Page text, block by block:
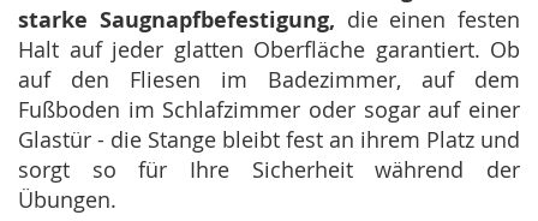
starke Saugnapfbefestigung, die einen festen
Halt auf jeder glatten Oberfläche garantiert. Ob
auf den Fliesen im Badezimmer, auf dem
Fußboden im Schlafzimmer oder sogar auf einer
Glastür - die Stange bleibt fest an ihrem Platz und
sorgt so für Ihre Sicherheit während der
Übungen.